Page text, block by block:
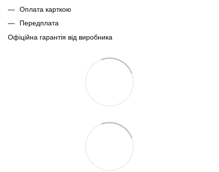
Оплата карткою
Передплата
Офіційна гарантія від виробника